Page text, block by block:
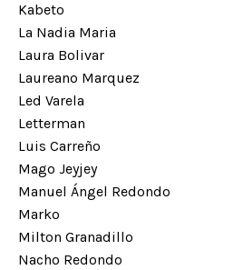
Kabeto
La Nadia Maria
Laura Bolivar
Laureano Marquez
Led Varela
Letterman
Luis Carreño
Mago Jeyjey
Manuel Ángel Redondo
Marko
Milton Granadillo
Nacho Redondo